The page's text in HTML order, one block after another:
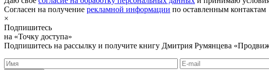
Согласен на получение рекламной информации по оставленным контактам
×
Подпишитесь
на «Точку доступа»
Подпишитесь на рассылку и получите книгу Дмитрия Румянцева